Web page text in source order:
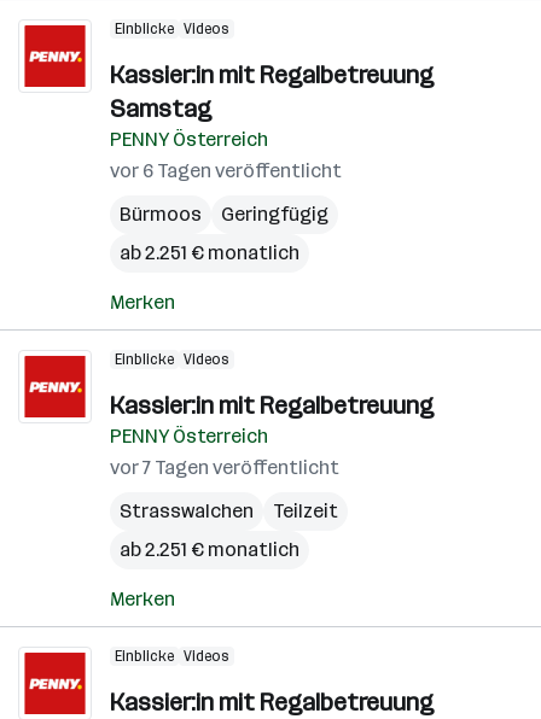
Einblicke Videos
Kassier:in mit Regalbetreuung
Samstag
PENNY Österreich
vor 6 Tagen veröffentlicht
Bürmoos
Geringfügig
ab 2.251 € monatlich
Merken
Einblicke Videos
Kassier:in mit Regalbetreuung
PENNY Österreich
vor 7 Tagen veröffentlicht
Strasswalchen
Teilzeit
ab 2.251 € monatlich
Merken
Einblicke Videos
Kassier:in mit Regalbetreuung